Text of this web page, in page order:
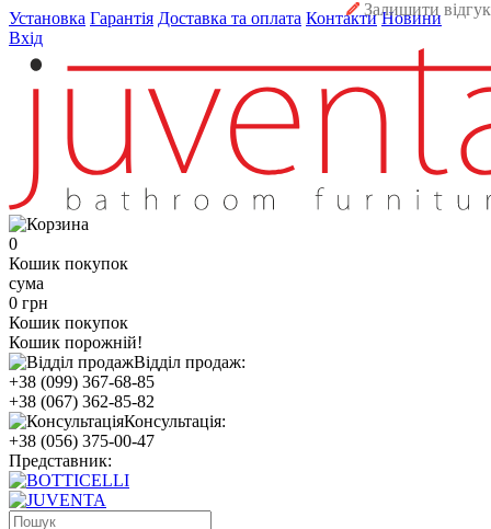
Установка Гарантія Доставка та оплата Контакти Новини
Вхід
0
Кошик покупок
сума
0 грн
Кошик покупок
Кошик порожній!
Відділ продаж:
+38 (099) 367-68-85
+38 (067) 362-85-82
Консультація:
+38 (056) 375-00-47
Представник:
Залишити відгук